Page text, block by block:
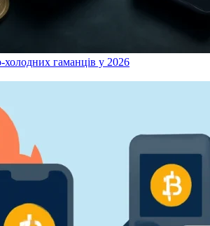
гаманців у 2026